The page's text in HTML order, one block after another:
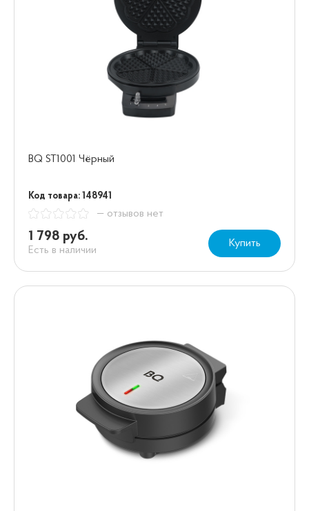
BQ ST1001 Чёрный
Код товара: 148941
— отзывов нет
1 798 руб.
Есть в наличии
Купить